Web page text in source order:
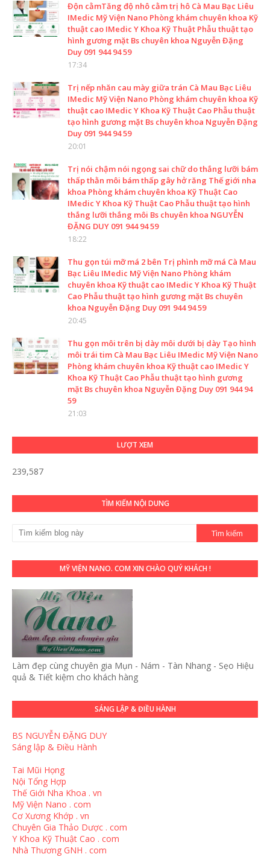
Độn cằmTăng độ nhô cằm trị hô Cà Mau Bạc Liêu
IMedic Mỹ Viện Nano Phòng khám chuyên khoa Kỹ
thuật cao IMedic Y Khoa Kỹ Thuật Phẫu thuật tạo
hình gương mặt Bs chuyên khoa Nguyễn Đặng
Duy 091 944 94 59
17:34
Trị nếp nhăn cau mày giữa trán Cà Mau Bạc Liêu
IMedic Mỹ Viện Nano Phòng khám chuyên khoa Kỹ
thuật cao IMedic Y Khoa Kỹ Thuật Cao Phẫu thuật
tạo hình gương mặt Bs chuyên khoa Nguyễn Đặng
Duy 091 944 94 59
20:01
Trị nói chậm nói ngọng sai chữ do thắng lưỡi bám
thấp thằn môi bám thấp gây hở răng Thế giới nha
khoa Phòng khám chuyên khoa Kỹ Thuật Cao
IMedic Y Khoa Kỹ Thuật Cao Phẫu thuật tạo hình
thắng lưỡi thắng môi Bs chuyên khoa NGUYỄN
ĐẶNG DUY 091 944 94 59
18:22
Thu gọn túi mỡ má 2 bên Trị phình mỡ má Cà Mau
Bạc Liêu IMedic Mỹ Viện Nano Phòng khám
chuyên khoa Kỹ thuật cao IMedic Y Khoa Kỹ Thuật
Cao Phẫu thuật tạo hình gương mặt Bs chuyên
khoa Nguyễn Đặng Duy 091 944 94 59
20:45
Thu gọn môi trên bị dày môi dưới bị dày Tạo hình
môi trái tim Cà Mau Bạc Liêu IMedic Mỹ Viện Nano
Phòng khám chuyên khoa Kỹ thuật cao IMedic Y
Khoa Kỹ Thuật Cao Phẫu thuật tạo hình gương
mặt Bs chuyên khoa Nguyễn Đặng Duy 091 944 94
59
21:03
LƯỢT XEM
239,587
TÌM KIẾM NỘI DUNG
MỸ VIỆN NANO. COM XIN CHÀO QUÝ KHÁCH !
Làm đẹp cùng chuyên gia Mụn - Nám - Tàn Nhang - Sẹo Hiệu
quả & Tiết kiệm cho khách hàng
SÁNG LẬP & ĐIỀU HÀNH
BS NGUYỄN ĐẶNG DUY
Sáng lập & Điều Hành
Tai Mũi Họng
Nội Tổng Hợp
Thế Giới Nha Khoa . vn
Mỹ Viện Nano . com
Cơ Xương Khớp . vn
Chuyên Gia Thảo Dược . com
Y Khoa Kỹ Thuật Cao . com
Nhà Thương GNH . com